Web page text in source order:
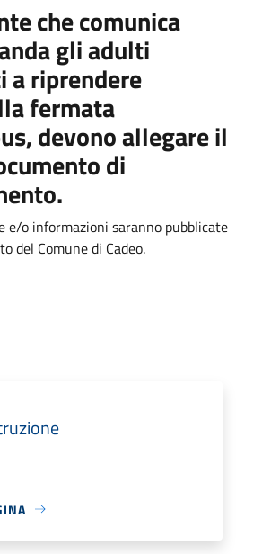
che comunica
gli adulti
a riprendere
fermata
devono allegare il
di
e/o informazioni saranno pubblicate
del Comune di Cadeo.